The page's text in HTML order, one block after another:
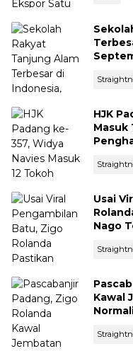
HJK
Masuk
Usai
Nago
Kawal